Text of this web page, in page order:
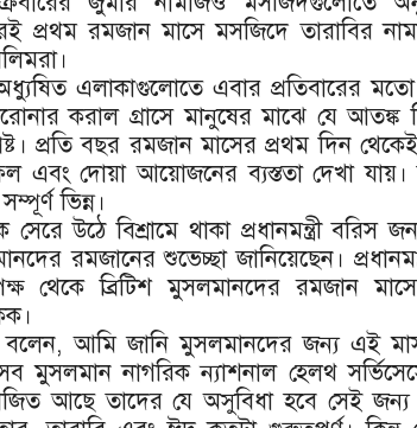
প্রথম রমজান মাসে মসজিদে তারাবির
এলাকাগুলোতে এবার প্রতিবারের
করাল গ্রাসে মানুষের মাঝে যে আতঙ্ক
প্রতি বছর রমজান মাসের প্রথম দিন
এবং দোয়া আয়োজনের ব্যস্ততা দেখা যায়।
ভিন্ন।
উঠে বিশ্রামে থাকা প্রধানমন্ত্রী বরিস
রমজানের শুভেচ্ছা জানিয়েছেন।
থেকে ব্রিটিশ মুসলমানদের রমজান
বলেন, আমি জানি মুসলমানদের জন্য এই
মুসলমান নাগরিক ন্যাশনাল হেলথ
আছে তাদের যে অসুবিধা হবে সেই